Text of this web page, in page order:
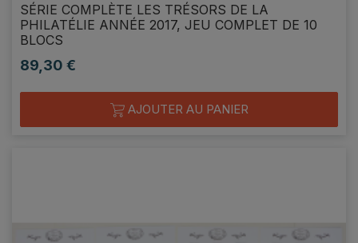
SÉRIE COMPLÈTE LES TRÉSORS DE LA
PHILATÉLIE ANNÉE 2017, JEU COMPLET DE 10
BLOCS
Prix
89,30 €
AJOUTER AU PANIER